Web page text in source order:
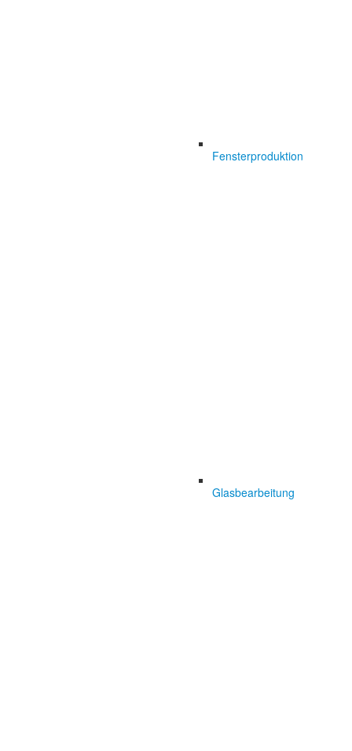
Fensterproduktion
Glasbearbeitung